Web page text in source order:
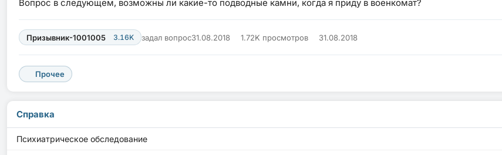
Вопрос в следующем, возможны ли какие-то подводные камни, когда я приду в военкомат?
Призывник-1001005 3.16K задал вопрос31.08.2018 1.72K просмотров 31.08.2018
Прочее
Справка
Психиатрическое обследование